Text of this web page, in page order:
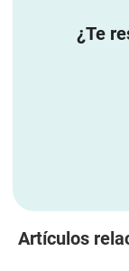
¿Te
Artículos